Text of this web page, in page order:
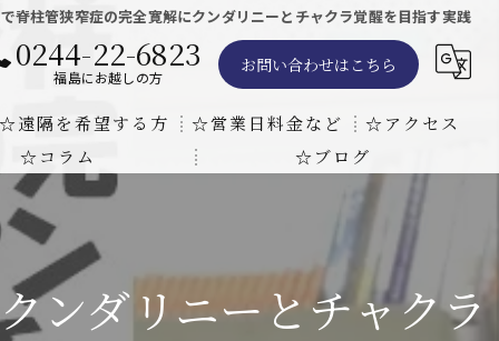
脊柱管狭窄症の完全寛解にクンダリニーとチャクラ覚醒を目指す実践
0244-22-6823
福島にお越しの方
お問い合わせはこちら
☆遠隔を希望する方
遠隔気功ヒーリングで難病の克服の方法と効果
☆営業日料金など
東京での瞑想気功教室の開催について
☆アクセス
天啓気療院 東京店
天啓気療院 福島店
☆コラム ☆ブログ
ンダリニーとチャクラ